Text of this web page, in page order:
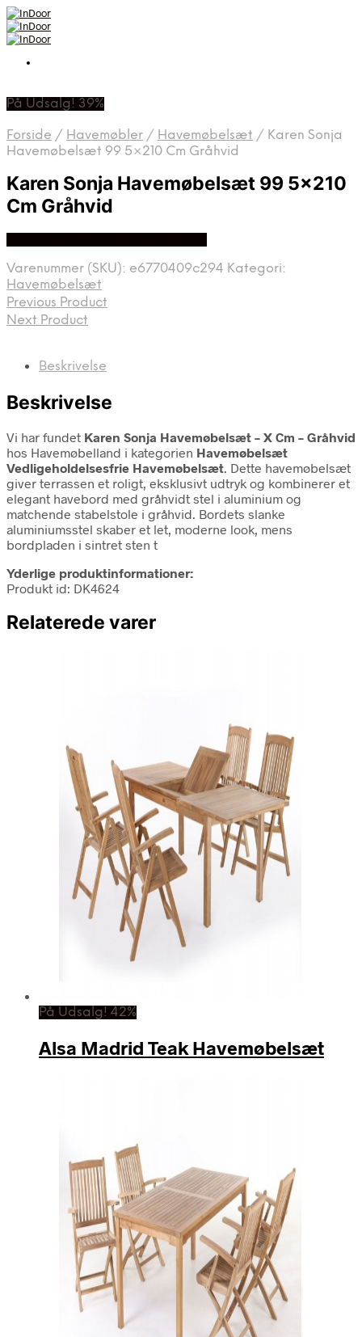
På Udsalg! 39%
Forside / Havemøbler / Havemøbelsæt / Karen Sonja
Havemøbelsæt 99 5×210 Cm Gråhvid
Karen Sonja Havemøbelsæt 99 5×210
Cm Gråhvid
Varenummer (SKU): e6770409c294 Kategori:
Havemøbelsæt
Previous Product
Next Product
Beskrivelse
Beskrivelse
Vi har fundet Karen Sonja Havemøbelsæt – X Cm – Gråhvid
hos Havemøbelland i kategorien Havemøbelsæt
Vedligeholdelsesfrie Havemøbelsæt. Dette havemøbelsæt
giver terrassen et roligt, eksklusivt udtryk og kombinerer et
elegant havebord med gråhvidt stel i aluminium og
matchende stabelstole i gråhvid. Bordets slanke
aluminiumsstel skaber et let, moderne look, mens
bordpladen i sintret sten t
Yderlige produktinformationer:
Produkt id: DK4624
Relaterede varer
På Udsalg! 42%
Alsa Madrid Teak Havemøbelsæt